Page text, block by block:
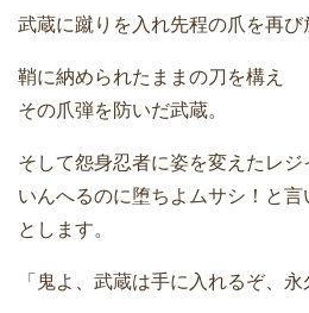
武蔵に蹴りを入れ先程の爪を再び
鞘に納められたままの刀を構え
その爪弾を防いだ武蔵。
そして怨身忍者に姿を変えたレジ
いんへるのに堕ちよムサシ！と言
とします。
「鬼よ、武蔵は手に入れるぞ、永